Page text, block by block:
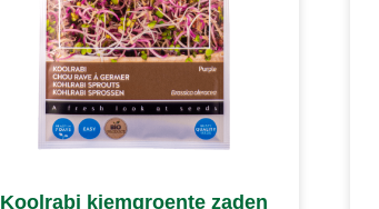
Koolrabi kiemgroente zaden